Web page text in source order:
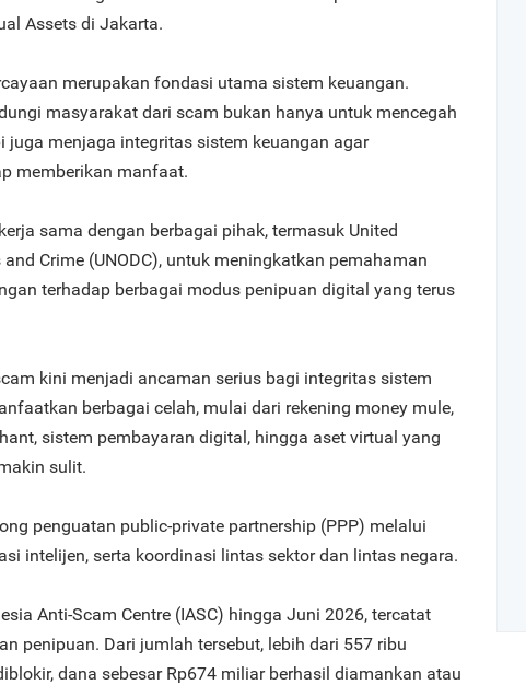
Assets di Jakarta.
merupakan fondasi utama sistem keuangan.
masyarakat dari scam bukan hanya untuk mencegah
juga menjaga integritas sistem keuangan agar
memberikan manfaat.
sama dengan berbagai pihak, termasuk United
Crime (UNODC), untuk meningkatkan pemahaman
terhadap berbagai modus penipuan digital yang terus
kini menjadi ancaman serius bagi integritas sistem
berbagai celah, mulai dari rekening money mule,
sistem pembayaran digital, hingga aset virtual yang
sulit.
penguatan public-private partnership (PPP) melalui
intelijen, serta koordinasi lintas sektor dan lintas negara.
Anti-Scam Centre (IASC) hingga Juni 2026, tercatat
penipuan. Dari jumlah tersebut, lebih dari 557 ribu
dana sebesar Rp674 miliar berhasil diamankan atau